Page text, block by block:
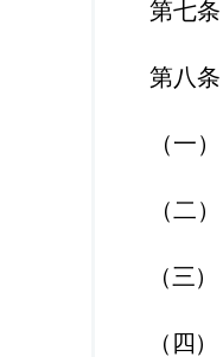
第七条
第八条
（一
（二）
（三）
（四）